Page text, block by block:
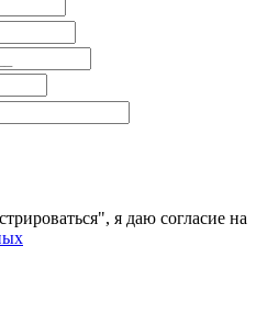
я даю согласие на